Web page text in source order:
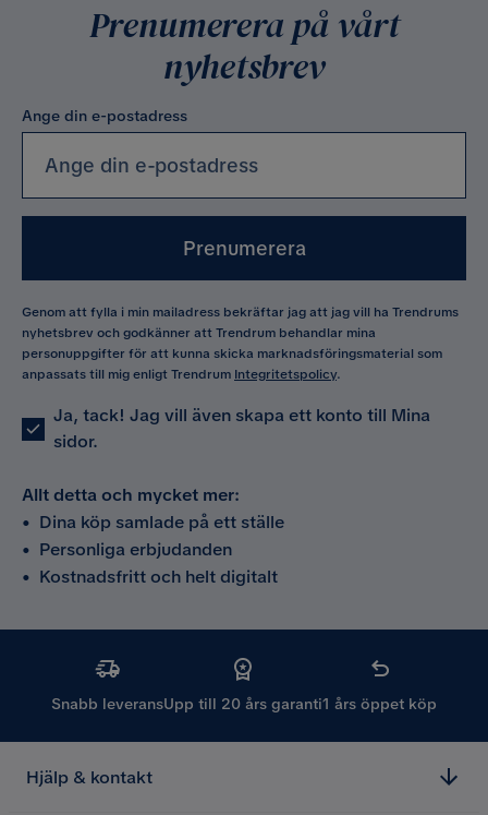
Prenumerera på vårt
nyhetsbrev
Ange din e-postadress
Prenumerera
Genom att fylla i min mailadress bekräftar jag att jag vill ha Trendrums
nyhetsbrev och godkänner att Trendrum behandlar mina
personuppgifter för att kunna skicka marknadsföringsmaterial som
anpassats till mig enligt Trendrum Integritetspolicy.
Ja, tack! Jag vill även skapa ett konto till Mina
sidor.
Allt detta och mycket mer:
• Dina köp samlade på ett ställe
• Personliga erbjudanden
• Kostnadsfritt och helt digitalt
Snabb leveransUpp till 20 års garanti1 års öppet köp
Hjälp & kontakt